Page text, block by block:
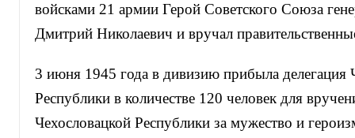
войсками 21 армии Герой Советского Союза
Дмитрий Николаевич и вручал
3 июня 1945 года в дивизию прибыла делегация
Республики в количестве 120 человек для
Чехословацкой Республики за мужество и